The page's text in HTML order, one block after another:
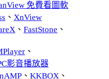
免費看圖軟
、 XnView
、 FastStone 、
、
影音播放器
、 KKBOX 、